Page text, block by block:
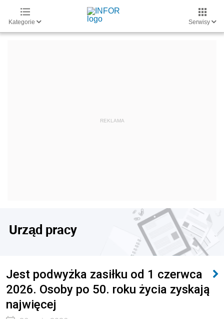
Kategorie Serwisy
Urząd pracy
Jest podwyżka zasiłku od 1 czerwca
2026. Osoby po 50. roku życia zyskają
najwięcej